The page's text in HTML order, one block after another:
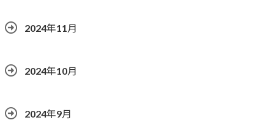
2024年11月
2024年10月
2024年9月